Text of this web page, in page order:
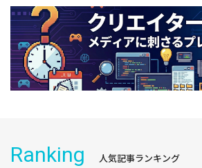
Ranking 人気記事ランキング